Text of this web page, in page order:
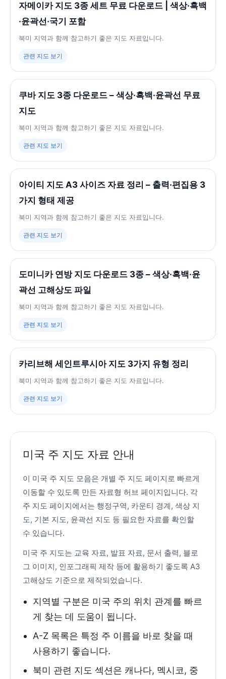
자메이카 지도 3종 세트 무료 다운로드 | 색상·흑백
·윤곽선·국기 포함
북미 지역과 함께 참고하기 좋은 지도 자료입니다.
관련 지도 보기
쿠바 지도 3종 다운로드 – 색상·흑백·윤곽선 무료
지도
북미 지역과 함께 참고하기 좋은 지도 자료입니다.
관련 지도 보기
아이티 지도 A3 사이즈 자료 정리 – 출력·편집용 3
가지 형태 제공
북미 지역과 함께 참고하기 좋은 지도 자료입니다.
관련 지도 보기
도미니카 연방 지도 다운로드 3종 – 색상·흑백·윤
곽선 고해상도 파일
북미 지역과 함께 참고하기 좋은 지도 자료입니다.
관련 지도 보기
카리브해 세인트루시아 지도 3가지 유형 정리
북미 지역과 함께 참고하기 좋은 지도 자료입니다.
관련 지도 보기
미국 주 지도 자료 안내
이 미국 주 지도 모음은 개별 주 지도 페이지로 빠르게
이동할 수 있도록 만든 자료형 허브 페이지입니다. 각
주 지도 페이지에서는 행정구역, 카운티 경계, 색상 지
도, 기본 지도, 윤곽선 지도 등 필요한 자료를 확인할
수 있습니다.
미국 주 지도는 교육 자료, 발표 자료, 문서 출력, 블로
그 이미지, 인포그래픽 제작 등에 활용하기 좋도록 A3
고해상도 기준으로 제작되었습니다.
지역별 구분은 미국 주의 위치 관계를 빠르
게 찾는 데 도움이 됩니다.
A-Z 목록은 특정 주 이름을 바로 찾을 때
사용하기 좋습니다.
북미 관련 지도 섹션은 캐나다, 멕시코, 중